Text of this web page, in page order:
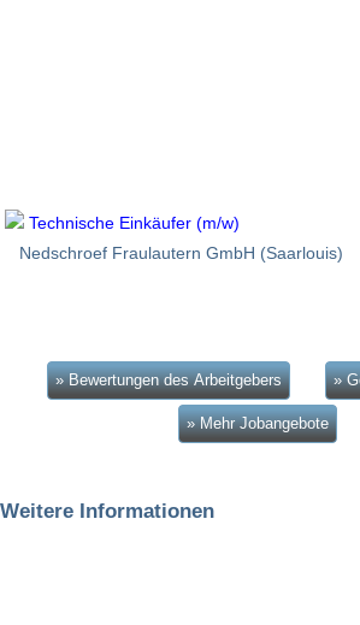
Technische Einkäufer (m/w)
Nedschroef Fraulautern GmbH (Saarlouis)
» Bewertungen des Arbeitgebers »
» Mehr Jobangebote
Weitere Informationen